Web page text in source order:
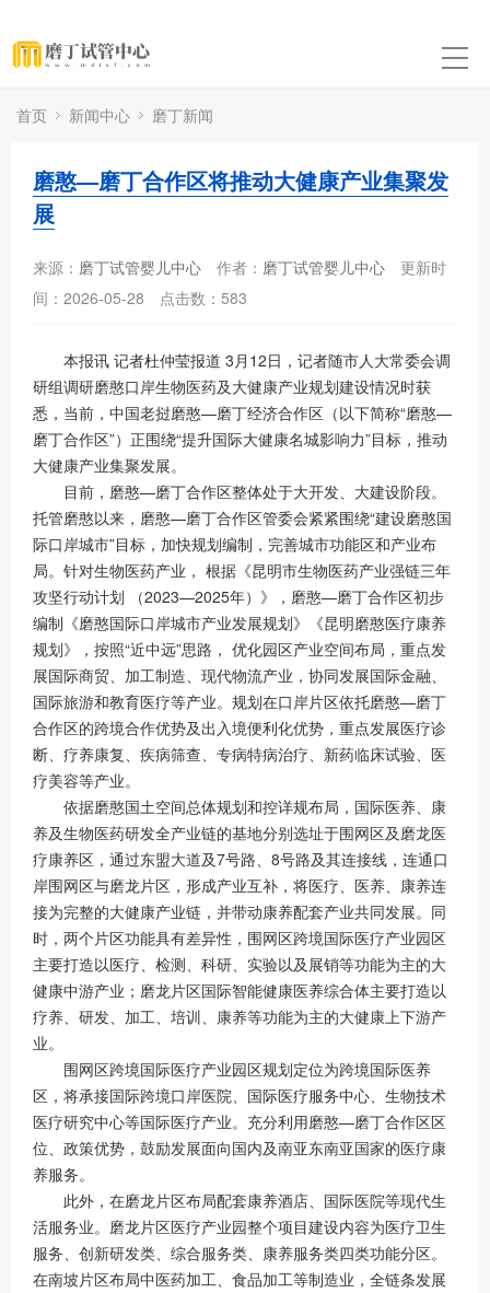
首页 新闻中心 磨丁新闻
磨憨—磨丁合作区将推动大健康产业集聚发
展
来源： 磨丁试管婴儿中心 作者： 磨丁试管婴儿中心
更新时
间：2026-05-28
点击数： 583
本报讯 记者杜仲莹报道 3月12日，记者随市人大常委会调
研组调研磨憨口岸生物医药及大健康产业规划建设情况时获
悉，当前，中国老挝磨憨—磨丁经济合作区（以下简称“磨憨—
磨丁合作区”）正围绕“提升国际大健康名城影响力”目标，推动
大健康产业集聚发展。
目前，磨憨—磨丁合作区整体处于大开发、大建设阶段。
托管磨憨以来，磨憨—磨丁合作区管委会紧紧围绕“建设磨憨国
际口岸城市”目标，加快规划编制，完善城市功能区和产业布
局。针对生物医药产业， 根据《昆明市生物医药产业强链三年
攻坚行动计划 （2023—2025年）》，磨憨—磨丁合作区初步
编制《磨憨国际口岸城市产业发展规划》《昆明磨憨医疗康养
规划》，按照“近中远”思路， 优化园区产业空间布局，重点发
展国际商贸、加工制造、现代物流产业，协同发展国际金融、
国际旅游和教育医疗等产业。规划在口岸片区依托磨憨—磨丁
合作区的跨境合作优势及出入境便利化优势，重点发展医疗诊
断、疗养康复、疾病筛查、专病特病治疗、新药临床试验、医
疗美容等产业。
依据磨憨国土空间总体规划和控详规布局，国际医养、康
养及生物医药研发全产业链的基地分别选址于围网区及磨龙医
疗康养区，通过东盟大道及7号路、8号路及其连接线，连通口
岸围网区与磨龙片区，形成产业互补，将医疗、医养、康养连
接为完整的大健康产业链，并带动康养配套产业共同发展。同
时，两个片区功能具有差异性，围网区跨境国际医疗产业园区
主要打造以医疗、检测、科研、实验以及展销等功能为主的大
健康中游产业；磨龙片区国际智能健康医养综合体主要打造以
疗养、研发、加工、培训、康养等功能为主的大健康上下游产
业。
围网区跨境国际医疗产业园区规划定位为跨境国际医养
区，将承接国际跨境口岸医院、国际医疗服务中心、生物技术
医疗研究中心等国际医疗产业。充分利用磨憨—磨丁合作区区
位、政策优势，鼓励发展面向国内及南亚东南亚国家的医疗康
养服务。
此外，在磨龙片区布局配套康养酒店、国际医院等现代生
活服务业。磨龙片区医疗产业园整个项目建设内容为医疗卫生
服务、创新研发类、综合服务类、康养服务类四类功能分区。
在南坡片区布局中医药加工、食品加工等制造业，全链条发展